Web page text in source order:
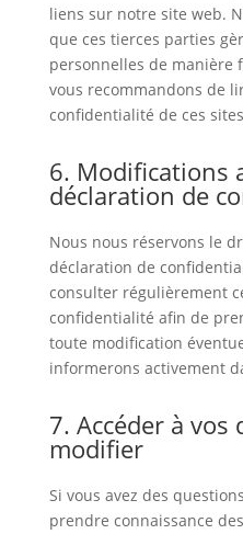
liens sur notre site web.
que ces tierces parties
personnelles de manière
vous recommandons de
confidentialité de ces
6. Modifications
déclaration de
Nous nous réservons le
déclaration de
consulter régulièrement
confidentialité afin de
toute modification
informerons activement
7. Accéder à vos
modifier
Si vous avez des
prendre connaissance